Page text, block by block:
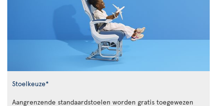
Stoelkeuze*
Aangrenzende standaardstoelen worden gratis toegewezen